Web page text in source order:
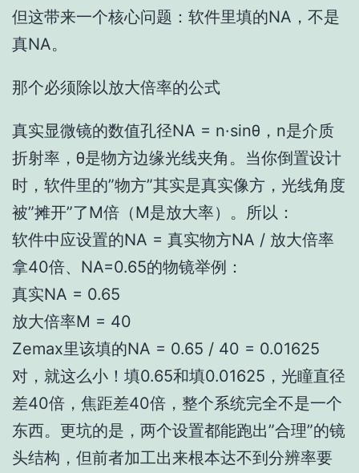
但这带来一个核心问题：软件里填的NA，不是
真NA。
那个必须除以放大倍率的公式
真实显微镜的数值孔径NA = n·sinθ，n是介质
折射率，θ是物方边缘光线夹角。当你倒置设计
时，软件里的”物方”其实是真实像方，光线角度
被”摊开”了M倍（M是放大率）。所以：
软件中应设置的NA = 真实物方NA / 放大倍率
拿40倍、NA=0.65的物镜举例：
真实NA = 0.65
放大倍率M = 40
Zemax里该填的NA = 0.65 / 40 = 0.01625
对，就这么小！填0.65和填0.01625，光瞳直径
差40倍，焦距差40倍，整个系统完全不是一个
东西。更坑的是，两个设置都能跑出”合理”的镜
头结构，但前者加工出来根本达不到分辨率要